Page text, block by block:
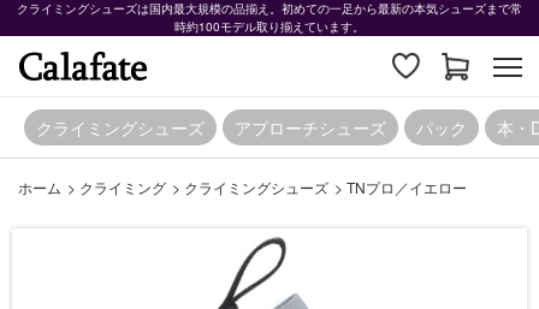
クライミングシューズは国内最大規模の品揃え。初めての一足から最新の本気シューズまで常
時約100モデル取り揃えています。
クライミングシューズ アプローチシューズ パック 本・
ホーム > クライミング > クライミングシューズ > TNプロ／イエロー